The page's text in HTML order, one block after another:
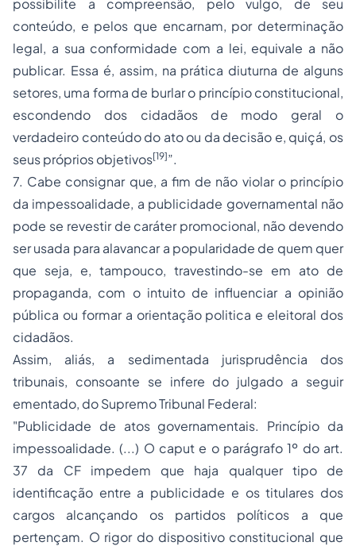
possibilite a compreensão, pelo vulgo, de seu
conteúdo, e pelos que encarnam, por determinação
legal, a sua conformidade com a lei, equivale a não
publicar. Essa é, assim, na prática diuturna de alguns
setores, uma forma de burlar o princípio constitucional,
escondendo dos cidadãos de modo geral o
verdadeiro conteúdo do ato ou da decisão e, quiçá, os
seus próprios objetivos[19]”.
7. Cabe consignar que, a fim de não violar o princípio
da impessoalidade, a publicidade governamental não
pode se revestir de caráter promocional, não devendo
ser usada para alavancar a popularidade de quem quer
que seja, e, tampouco, travestindo-se em ato de
propaganda, com o intuito de influenciar a opinião
pública ou formar a orientação politica e eleitoral dos
cidadãos.
Assim, aliás, a sedimentada jurisprudência dos
tribunais, consoante se infere do julgado a seguir
ementado, do Supremo Tribunal Federal:
"Publicidade de atos governamentais. Princípio da
impessoalidade. (...) O caput e o parágrafo 1º do art.
37 da CF impedem que haja qualquer tipo de
identificação entre a publicidade e os titulares dos
cargos alcançando os partidos políticos a que
pertençam. O rigor do dispositivo constitucional que